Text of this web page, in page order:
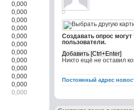
Создавать опрос
пользователи.
Никто ещё не оставил
Постоянный адрес
0,000
0,000
0,000
0,000
0,000
0,000
0,000
0,000
0,000
0,000
0,000
0,000